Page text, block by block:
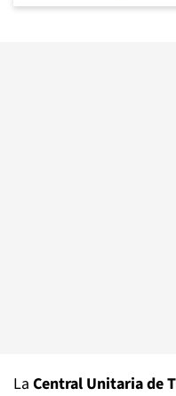
La Central Unitaria de